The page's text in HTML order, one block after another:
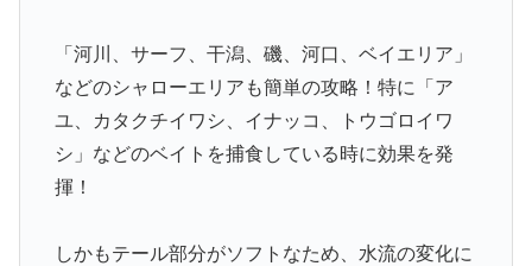
「河川、サーフ、干潟、磯、河口、ベイエリア」
などのシャローエリアも簡単の攻略！特に「ア
ユ、カタクチイワシ、イナッコ、トウゴロイワ
シ」などのベイトを捕食している時に効果を発
揮！
しかもテール部分がソフトなため、水流の変化に